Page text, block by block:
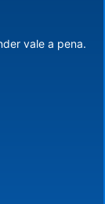
vale a pena.